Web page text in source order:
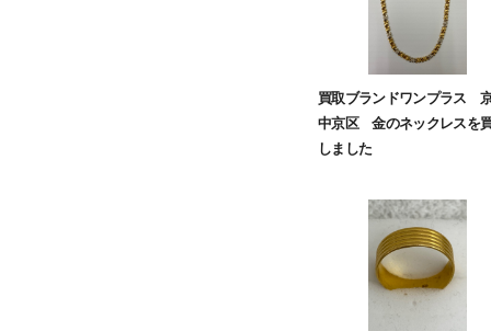
買取ブランドワンプラス
中京区 金のネックレスを
しました